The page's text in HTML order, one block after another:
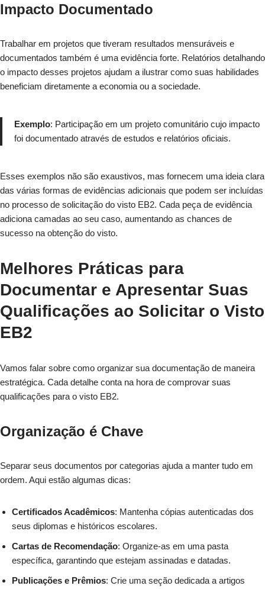
Impacto Documentado
Trabalhar em projetos que tiveram resultados mensuráveis e
documentados também é uma evidência forte. Relatórios detalhando
o impacto desses projetos ajudam a ilustrar como suas habilidades
beneficiam diretamente a economia ou a sociedade.
Exemplo: Participação em um projeto comunitário cujo impacto
foi documentado através de estudos e relatórios oficiais.
Esses exemplos não são exaustivos, mas fornecem uma ideia clara
das várias formas de evidências adicionais que podem ser incluídas
no processo de solicitação do visto EB2. Cada peça de evidência
adiciona camadas ao seu caso, aumentando as chances de
sucesso na obtenção do visto.
Melhores Práticas para
Documentar e Apresentar Suas
Qualificações ao Solicitar o Visto
EB2
Vamos falar sobre como organizar sua documentação de maneira
estratégica. Cada detalhe conta na hora de comprovar suas
qualificações para o visto EB2.
Organização é Chave
Separar seus documentos por categorias ajuda a manter tudo em
ordem. Aqui estão algumas dicas:
Certificados Acadêmicos: Mantenha cópias autenticadas dos
seus diplomas e históricos escolares.
Cartas de Recomendação: Organize-as em uma pasta
específica, garantindo que estejam assinadas e datadas.
Publicações e Prêmios: Crie uma seção dedicada a artigos